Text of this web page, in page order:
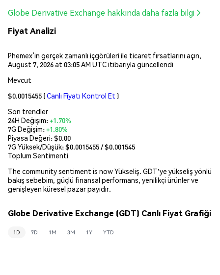
Globe Derivative Exchange hakkında daha fazla bilgi
Fiyat Analizi
Phemex’in gerçek zamanlı içgörüleri ile ticaret fırsatlarını açın,
August 7, 2026 at 03:05 AM UTC itibarıyla güncellendi
Mevcut
$0.0015455 (Canlı Fiyatı Kontrol Et )
Son trendler
24H Değişim:+1.70%
7G Değişim:+1.80%
Piyasa Değeri:$0.00
7G Yüksek/Düşük: $0.0015455/ $0.001545
Toplum Sentimenti
The community sentiment is now Yükseliş. GDT'ye yükseliş yönlü
bakış sebebim, güçlü finansal performans, yenilikçi ürünler ve
genişleyen küresel pazar payıdır.
Globe Derivative Exchange (GDT) Canlı Fiyat Grafiği
1D 7D 1M 3M 1Y YTD